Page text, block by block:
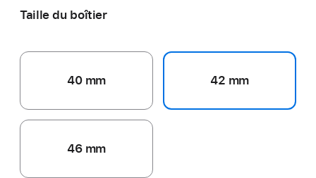
Taille du boîtier
40 mm 42 mm
46 mm